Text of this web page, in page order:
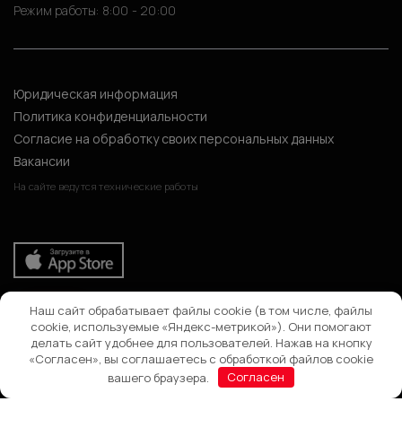
Режим работы: 8:00 - 20:00
Юридическая информация
Политика конфиденциальности
Согласие на обработку своих персональных данных
Вакансии
На сайте ведутся технические работы
Поиск
Наш сайт обрабатывает файлы cookie (в том числе, файлы
cookie, используемые «Яндекс-метрикой»). Они помогают
делать сайт удобнее для пользователей. Нажав на кнопку
«Согласен», вы соглашаетесь с обработкой файлов cookie
вашего браузера.
Согласен